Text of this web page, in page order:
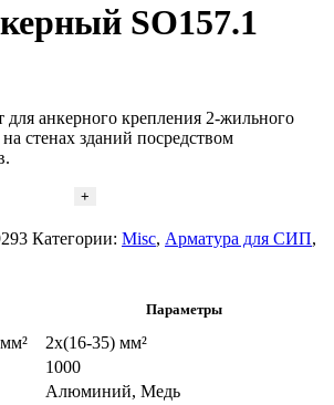
SO157.1
для анкерного крепления 2-жильного
стенах зданий посредством
Категории: Misc, Арматура для СИП,
Параметры
2x(16-35) мм²
1000
Алюминий, Медь